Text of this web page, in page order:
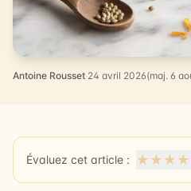
Antoine Rousset·24 avril 2026(maj. 6
Évaluez cet article : ★ ★ ★ ★